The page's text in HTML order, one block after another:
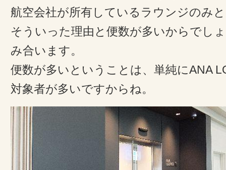
航空会社が所有しているラウンジのみ
そういった理由と便数が多いからでし
み合います。
便数が多いということは、単純にANA
対象者が多いですからね。